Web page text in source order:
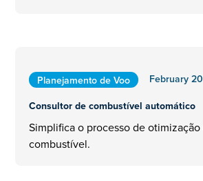
Planejamento de Voo
February
Consultor de combustível automático
Simplifica o processo de
combustível.